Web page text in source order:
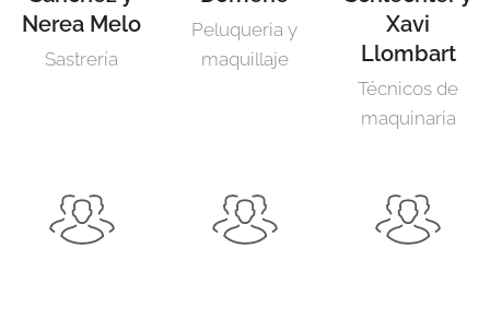
Nerea Melo
Sastrería
Peluqueria y
maquillaje
Xavi
Llombart
Técnicos de
maquinaria